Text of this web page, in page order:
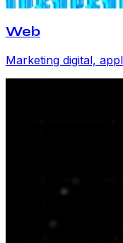
Web
Marketing digital,